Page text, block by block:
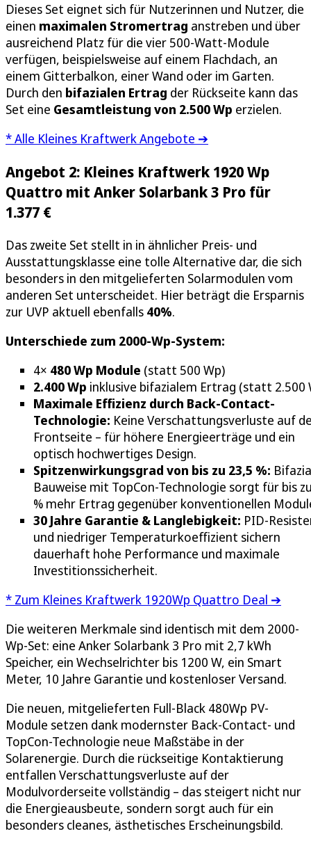
Dieses Set eignet sich für Nutzerinnen und Nutzer, die
einen maximalen Stromertrag anstreben und über
ausreichend Platz für die vier 500-Watt-Module
verfügen, beispielsweise auf einem Flachdach, an
einem Gitterbalkon, einer Wand oder im Garten.
Durch den bifazialen Ertrag der Rückseite kann das
Set eine Gesamtleistung von 2.500 Wp erzielen.
* Alle Kleines Kraftwerk Angebote ➔
Angebot 2: Kleines Kraftwerk 1920 Wp
Quattro mit Anker Solarbank 3 Pro für
1.377 €
Das zweite Set stellt in in ähnlicher Preis- und
Ausstattungsklasse eine tolle Alternative dar, die sich
besonders in den mitgelieferten Solarmodulen vom
anderen Set unterscheidet. Hier beträgt die Ersparnis
zur UVP aktuell ebenfalls 40%.
Unterschiede zum 2000-Wp-System:
4× 480 Wp Module (statt 500 Wp)
2.400 Wp inklusive bifazialem Ertrag (statt 2.500
Maximale Effizienz durch Back-Contact-
Technologie: Keine Verschattungsverluste auf
Frontseite – für höhere Energieerträge und ein
optisch hochwertiges Design.
Spitzenwirkungsgrad von bis zu 23,5 %:
Bauweise mit TopCon-Technologie sorgt für bis
% mehr Ertrag gegenüber konventionellen
30 Jahre Garantie & Langlebigkeit: PID-
und niedriger Temperaturkoeffizient sichern
dauerhaft hohe Performance und maximale
Investitionssicherheit.
* Zum Kleines Kraftwerk 1920Wp Quattro Deal ➔
Die weiteren Merkmale sind identisch mit dem 2000-
Wp-Set: eine Anker Solarbank 3 Pro mit 2,7 kWh
Speicher, ein Wechselrichter bis 1200 W, ein Smart
Meter, 10 Jahre Garantie und kostenloser Versand.
Die neuen, mitgelieferten Full-Black 480Wp PV-
Module setzen dank modernster Back-Contact- und
TopCon-Technologie neue Maßstäbe in der
Solarenergie. Durch die rückseitige Kontaktierung
entfallen Verschattungsverluste auf der
Modulvorderseite vollständig – das steigert nicht nur
die Energieausbeute, sondern sorgt auch für ein
besonders cleanes, ästhetisches Erscheinungsbild.